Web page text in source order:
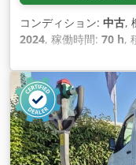
コンディション: 中古,
2024, 稼働時間: 70 h,
スト型式:トリプレッ
ット (21.75 馬力) , フ
長:1,200 mm , 空車
mm, 駆動方式:Elektro